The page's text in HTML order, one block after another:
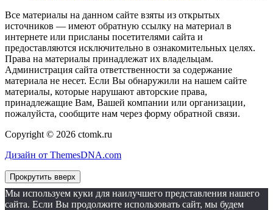
Все материалы на данном сайте взяты из открытых
источников — имеют обратную ссылку на материал в
интернете или присланы посетителями сайта и
предоставляются исключительно в ознакомительных целях.
Права на материалы принадлежат их владельцам.
Администрация сайта ответственности за содержание
материала не несет. Если Вы обнаружили на нашем сайте
материалы, которые нарушают авторские права,
принадлежащие Вам, Вашей компании или организации,
пожалуйста, сообщите нам через форму обратной связи.
Copyright © 2026 ctomk.ru
Дизайн от ThemesDNA.com
Прокрутить вверх
Мы используем куки для наилучшего представления нашего
сайта. Если Вы продолжите использовать сайт, мы будем